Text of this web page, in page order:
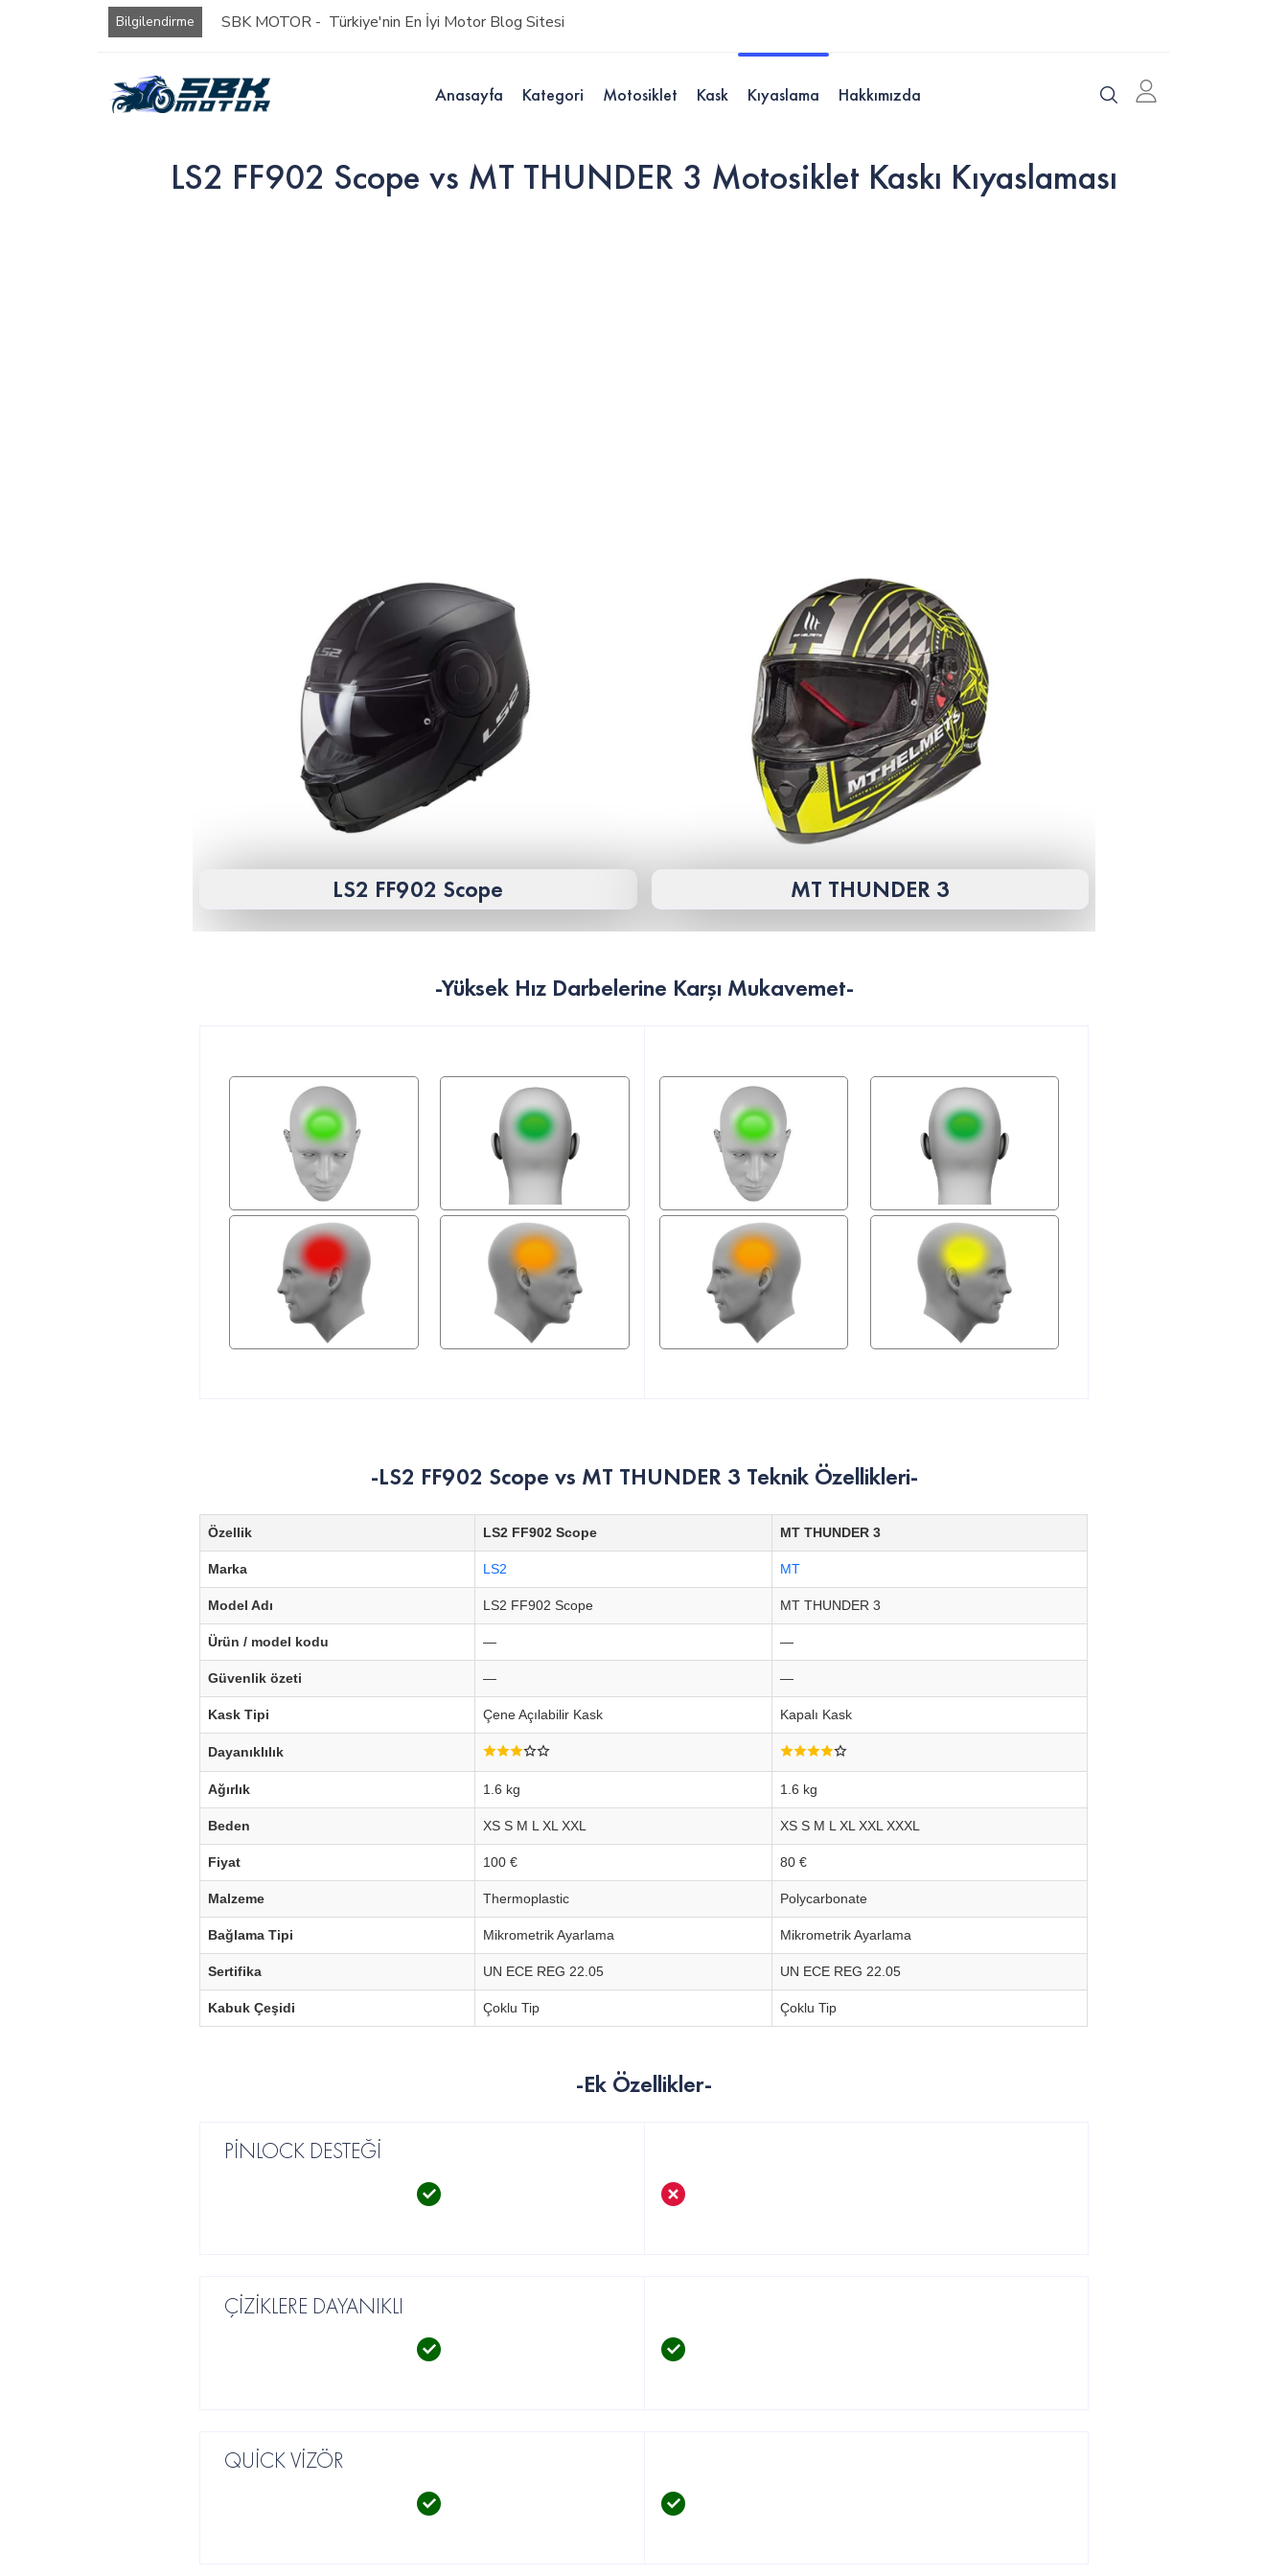
Bilgilendirme SBK MOTOR - Türkiye'nin En İyi Motor Blog Sitesi
Anasayfa Kategori Motosiklet Kask Kıyaslama Hakkımızda
LS2 FF902 Scope vs MT THUNDER 3 Motosiklet Kaskı Kıyaslaması
LS2 FF902 Scope MT THUNDER 3
-Yüksek Hız Darbelerine Karşı Mukavemet-
-LS2 FF902 Scope vs MT THUNDER 3 Teknik Özellikleri-
Özellik LS2 FF902 Scope MT THUNDER 3
Marka LS2 MT
Model Adı LS2 FF902 Scope MT THUNDER 3
Ürün / model kodu — —
Güvenlik özeti — —
Kask Tipi Çene Açılabilir Kask Kapalı Kask
Dayanıklılık
Ağırlık 1.6 kg 1.6 kg
Beden XS S M L XL XXL XS S M L XL XXL XXXL
Fiyat 100 € 80 €
Malzeme Thermoplastic Polycarbonate
Bağlama Tipi Mikrometrik Ayarlama Mikrometrik Ayarlama
Sertifika UN ECE REG 22.05 UN ECE REG 22.05
Kabuk Çeşidi Çoklu Tip Çoklu Tip
-Ek Özellikler-
PİNLOCK DESTEĞİ
ÇİZİKLERE DAYANIKLI
QUİCK VİZÖR